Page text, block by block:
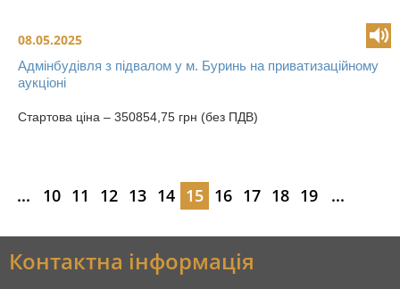
08.05.2025
Адмінбудівля з підвалом у м. Буринь на приватизаційному
аукціоні
Стартова ціна – 350854,75 грн (без ПДВ)
... 10 11 12 13 14 15 16 17 18 19 ...
Контактна інформація